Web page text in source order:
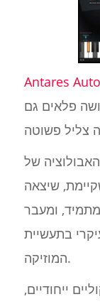
פלאים גם
של
שיצאה
חזק מתמיד, ומעבר
בתעשיית
המוזיקה.
ייחודיים,